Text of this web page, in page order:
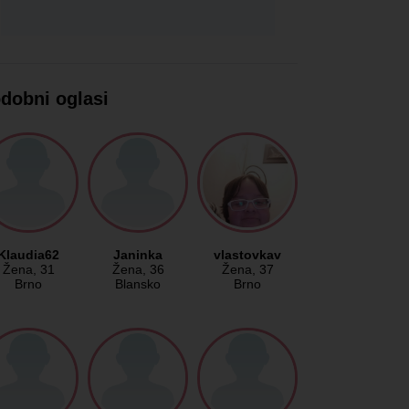
oglasi
Žena, 31
Brno
Janinka
Žena, 36
Blansko
vlastovkav
Žena, 37
Brno